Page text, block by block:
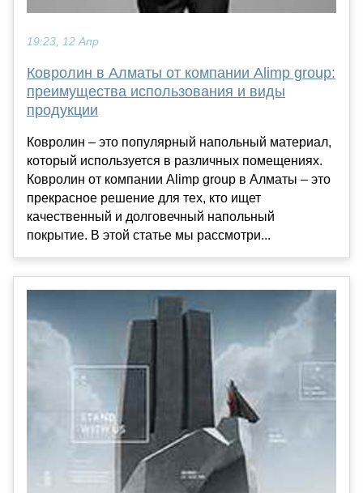
19:23, 12 Апр
Ковролин в Алматы от компании Alimp group:
преимущества использования и виды
продукции
Ковролин – это популярный напольный материал,
который используется в различных помещениях.
Ковролин от компании Alimp group в Алматы – это
прекрасное решение для тех, кто ищет
качественный и долговечный напольный
покрытие. В этой статье мы рассмотри...